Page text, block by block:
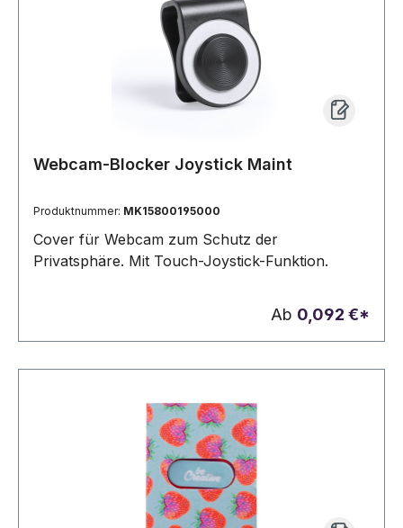
weiterhin perfekt schließen. Kompatibel mit den
meisten elektronischen Geräten mit Kamera.
Webcam-Blocker Joystick Maint
Produktnummer: MK15800195000
Cover für Webcam zum Schutz der
Privatsphäre. Mit Touch-Joystick-Funktion.
Ab 0,092 €*